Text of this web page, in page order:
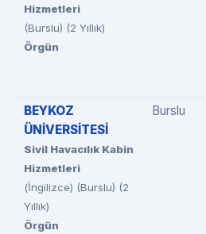
Hizmetleri
(Burslu) (2 Yıllık)
Örgün
BEYKOZ
ÜNİVERSİTESİ
Sivil Havacılık Kabin
Hizmetleri
(İngilizce) (Burslu) (2
Yıllık)
Örgün
Burslu